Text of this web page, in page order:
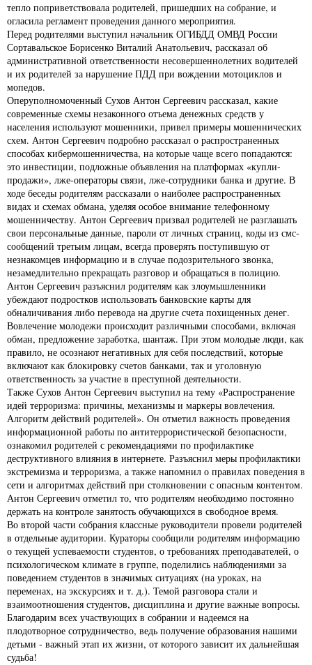
тепло поприветствовала родителей, пришедших на собрание, и
огласила регламент проведения данного мероприятия.
Перед родителями выступил начальник ОГИБДД ОМВД России
Сортавальское Борисенко Виталий Анатольевич, рассказал об
административной ответственности несовершеннолетних водителей
и их родителей за нарушение ПДД при вождении мотоциклов и
мопедов.
Оперуполномоченный Сухов Антон Сергеевич рассказал, какие
современные схемы незаконного отъема денежных средств у
населения используют мошенники, привел примеры мошеннических
схем. Антон Сергеевич подробно рассказал о распространенных
способах кибермошенничества, на которые чаще всего попадаются:
это инвестиции, подложные объявления на платформах «купли-
продажи», лже-операторы связи, лже-сотрудники банка и другие. В
ходе беседы родителям рассказали о наиболее распространенных
видах и схемах обмана, уделяя особое внимание телефонному
мошенничеству. Антон Сергеевич призвал родителей не разглашать
свои персональные данные, пароли от личных страниц, коды из смс-
сообщений третьим лицам, всегда проверять поступившую от
незнакомцев информацию и в случае подозрительного звонка,
незамедлительно прекращать разговор и обращаться в полицию.
Антон Сергеевич разъяснил родителям как злоумышленники
убеждают подростков использовать банковские карты для
обналичивания либо перевода на другие счета похищенных денег.
Вовлечение молодежи происходит различными способами, включая
обман, предложение заработка, шантаж. При этом молодые люди, как
правило, не осознают негативных для себя последствий, которые
включают как блокировку счетов банками, так и уголовную
ответственность за участие в преступной деятельности.
Также Сухов Антон Сергеевич выступил на тему «Распространение
идей терроризма: причины, механизмы и маркеры вовлечения.
Алгоритм действий родителей». Он отметил важность проведения
информационной работы по антитеррористической безопасности,
ознакомил родителей с рекомендациями по профилактике
деструктивного влияния в интернете. Разъяснил меры профилактики
экстремизма и терроризма, а также напомнил о правилах поведения в
сети и алгоритмах действий при столкновении с опасным контентом.
Антон Сергеевич отметил то, что родителям необходимо постоянно
держать на контроле занятость обучающихся в свободное время.
Во второй части собрания классные руководители провели родителей
в отдельные аудитории. Кураторы сообщили родителям информацию
о текущей успеваемости студентов, о требованиях преподавателей, о
психологическом климате в группе, поделились наблюдениями за
поведением студентов в значимых ситуациях (на уроках, на
переменах, на экскурсиях и т. д.). Темой разговора стали и
взаимоотношения студентов, дисциплина и другие важные вопросы.
Благодарим всех участвующих в собрании и надеемся на
плодотворное сотрудничество, ведь получение образования нашими
детьми - важный этап их жизни, от которого зависит их дальнейшая
судьба!